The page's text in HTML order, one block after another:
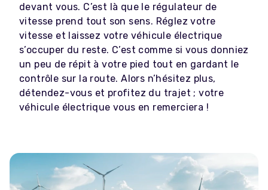
devant vous. C’est là que le régulateur de
vitesse prend tout son sens. Réglez votre
vitesse et laissez votre véhicule électrique
s’occuper du reste. C’est comme si vous donniez
un peu de répit à votre pied tout en gardant le
contrôle sur la route. Alors n’hésitez plus,
détendez-vous et profitez du trajet ; votre
véhicule électrique vous en remerciera !